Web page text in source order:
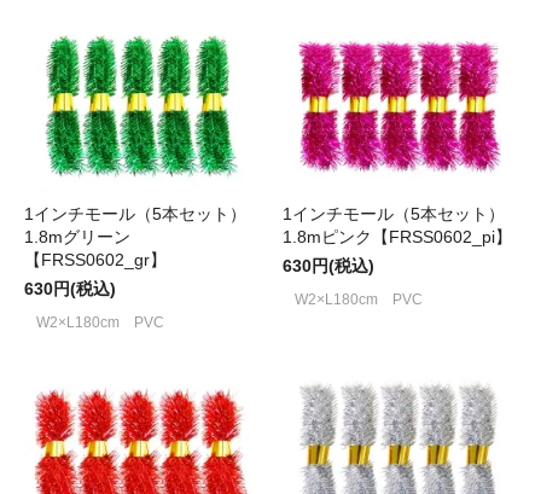
1インチモール（5本セット）
1.8mグリーン
【FRSS0602_gr】
630円(税込)
W2×L180cm PVC
1インチモール（5本セット）
1.8mピンク【FRSS0602_pi】
630円(税込)
W2×L180cm PVC